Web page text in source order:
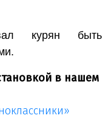
курян быть
в нашем